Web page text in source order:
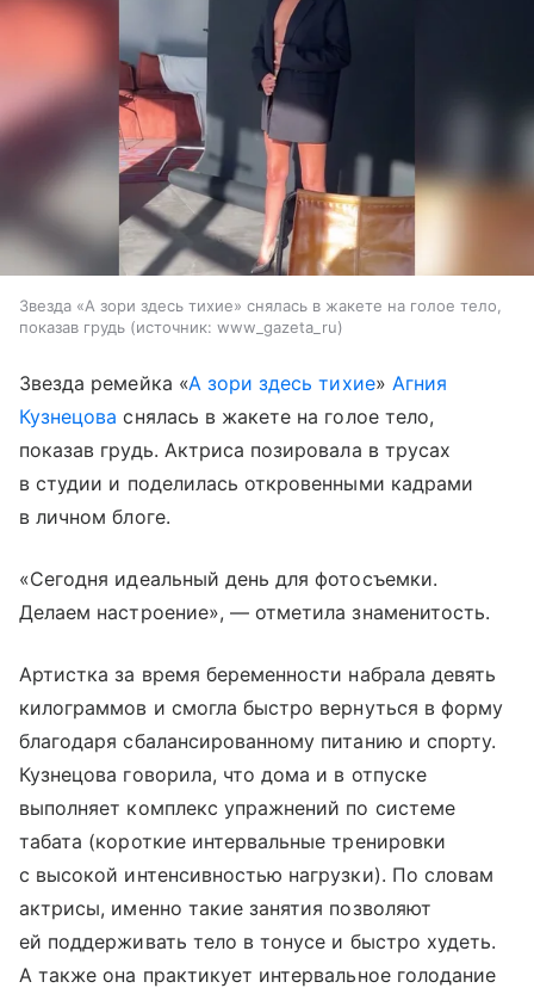
Звезда «А зори здесь тихие» снялась в жакете на голое тело,
показав грудь
источник: www_gazeta_ru
Звезда ремейка «А зори здесь тихие» Агния
Кузнецова снялась в жакете на голое тело,
показав грудь. Актриса позировала в трусах
в студии и поделилась откровенными кадрами
в личном блоге.
«Сегодня идеальный день для фотосъемки.
Делаем настроение», — отметила знаменитость.
Артистка за время беременности набрала девять
килограммов и смогла быстро вернуться в форму
благодаря сбалансированному питанию и спорту.
Кузнецова говорила, что дома и в отпуске
выполняет комплекс упражнений по системе
табата (короткие интервальные тренировки
с высокой интенсивностью нагрузки). По словам
актрисы, именно такие занятия позволяют
ей поддерживать тело в тонусе и быстро худеть.
А также она практикует интервальное голодание